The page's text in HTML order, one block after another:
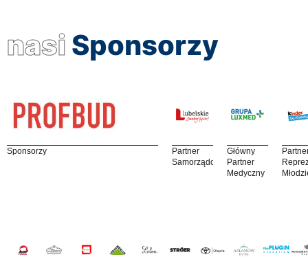
nasi Sponsorzy
Sponsorzy
Partner
Samorządowy
Główny
Partner
Medyczny